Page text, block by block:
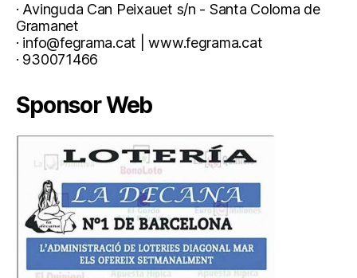
· Avinguda Can Peixauet s/n - Santa Coloma de
Gramanet
· info@fegrama.cat | www.fegrama.cat
· 930071466
Sponsor Web